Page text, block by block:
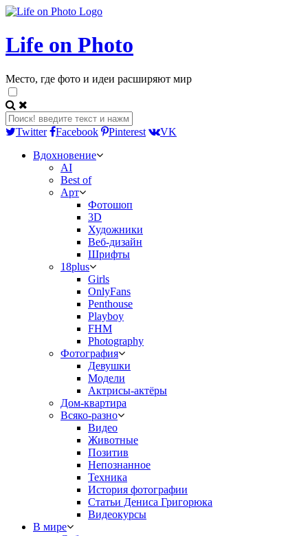
Life on Photo
Место, где фото и идеи расширяют мир
Twitter Facebook Pinterest
VK
Вдохновение
AI
Best of
Арт
Фотошоп
3D
Художники
Веб-дизайн
Шрифты
18plus
Girls
OnlyFans
Penthouse
Playboy
FHM
Photography
Фотография
Девушки
Модели
Актрисы-актёры
Дом-квартира
Всяко-разно
Видео
Животные
Позитив
Непознанное
Техника
История фотографии
Статьи Дениса Григорюка
Видеокурсы
В мире